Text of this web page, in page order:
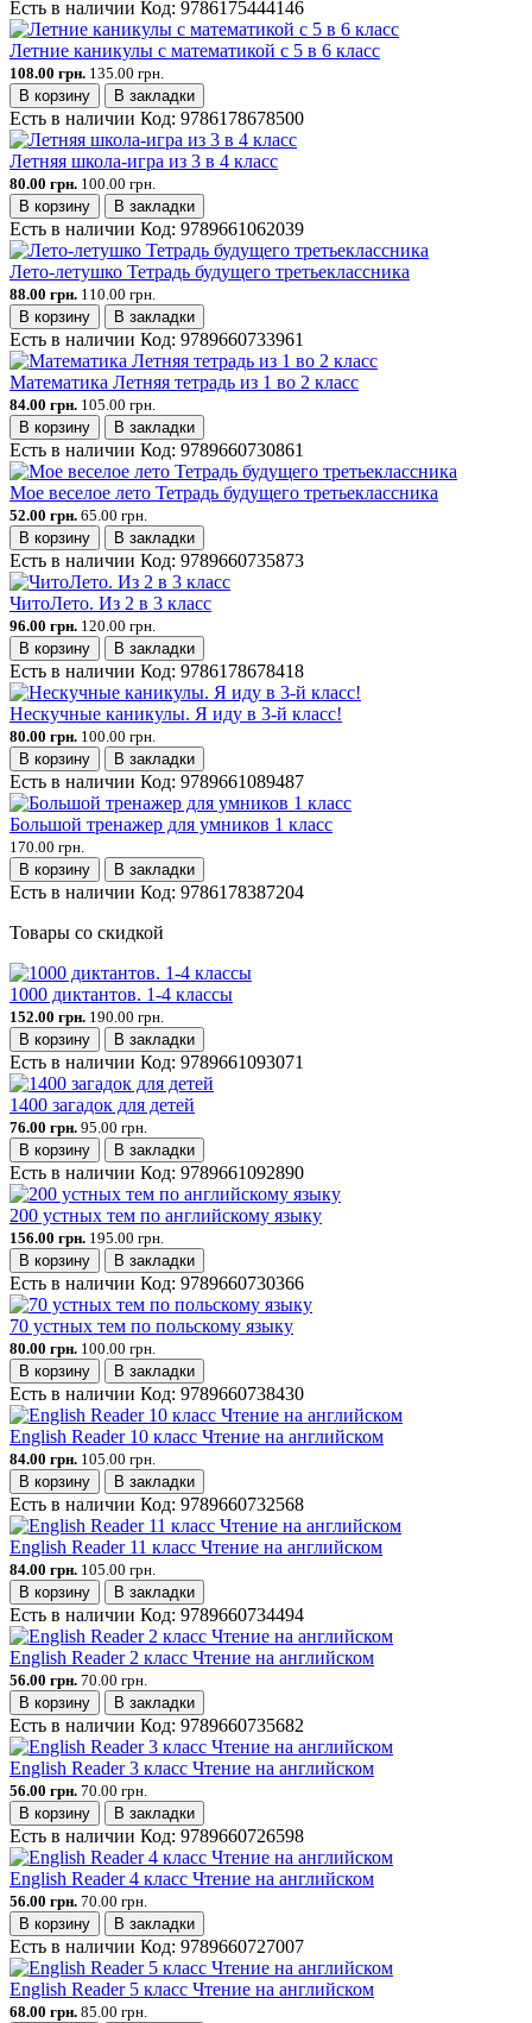
Есть в наличии Код: 9786175444146
Летние каникулы с математикой с 5 в 6 класс
108.00 грн. 135.00 грн.
В корзину
В закладки
Есть в наличии Код: 9786178678500
Летняя школа-игра из 3 в 4 класс
80.00 грн. 100.00 грн.
В корзину
В закладки
Есть в наличии Код: 9789661062039
Лето-летушко Тетрадь будущего третьеклассника
88.00 грн. 110.00 грн.
В корзину
В закладки
Есть в наличии Код: 9789660733961
Математика Летняя тетрадь из 1 во 2 класс
84.00 грн. 105.00 грн.
В корзину
В закладки
Есть в наличии Код: 9789660730861
Мое веселое лето Тетрадь будущего третьеклассника
52.00 грн. 65.00 грн.
В корзину
В закладки
Есть в наличии Код: 9789660735873
ЧитоЛето. Из 2 в 3 класс
96.00 грн. 120.00 грн.
В корзину
В закладки
Есть в наличии Код: 9786178678418
Нескучные каникулы. Я иду в 3-й класс!
80.00 грн. 100.00 грн.
В корзину
В закладки
Есть в наличии Код: 9789661089487
Большой тренажер для умников 1 класс
170.00 грн.
В корзину
В закладки
Есть в наличии Код: 9786178387204
Товары со скидкой
1000 диктантов. 1-4 классы
152.00 грн. 190.00 грн.
В корзину
В закладки
Есть в наличии Код: 9789661093071
1400 загадок для детей
76.00 грн. 95.00 грн.
В корзину
В закладки
Есть в наличии Код: 9789661092890
200 устных тем по английскому языку
156.00 грн. 195.00 грн.
В корзину
В закладки
Есть в наличии Код: 9789660730366
70 устных тем по польскому языку
80.00 грн. 100.00 грн.
В корзину
В закладки
Есть в наличии Код: 9789660738430
English Reader 10 класс Чтение на английском
84.00 грн. 105.00 грн.
В корзину
В закладки
Есть в наличии Код: 9789660732568
English Reader 11 класс Чтение на английском
84.00 грн. 105.00 грн.
В корзину
В закладки
Есть в наличии Код: 9789660734494
English Reader 2 класс Чтение на английском
56.00 грн. 70.00 грн.
В корзину
В закладки
Есть в наличии Код: 9789660735682
English Reader 3 класс Чтение на английском
56.00 грн. 70.00 грн.
В корзину
В закладки
Есть в наличии Код: 9789660726598
English Reader 4 класс Чтение на английском
56.00 грн. 70.00 грн.
В корзину
В закладки
Есть в наличии Код: 9789660727007
English Reader 5 класс Чтение на английском
68.00 грн. 85.00 грн.